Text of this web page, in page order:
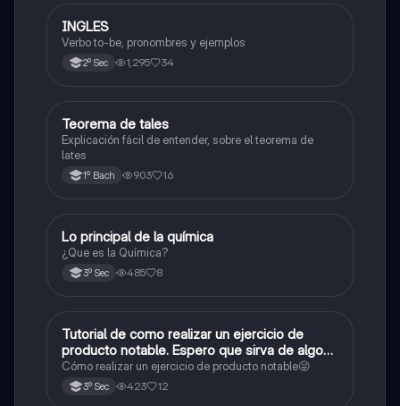
Inglés
INGLES
Verbo to-be, pronombres y ejemplos
2º Sec 1,295 34
Matemáticas
Teorema de tales
Explicación fácil de entender, sobre el teorema de
lates
1º Bach 903 16
Química
Lo principal de la química
¿Que es la Química?
3º Sec 485 8
Matemáticas
Tutorial de como realizar un ejercicio de
producto notable. Espero que sirva de algo💕
😜
Cómo realizar un ejercicio de producto notable😜
3º Sec 423 12